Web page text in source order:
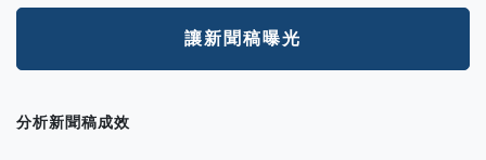
讓新聞稿曝光
分析新聞稿成效